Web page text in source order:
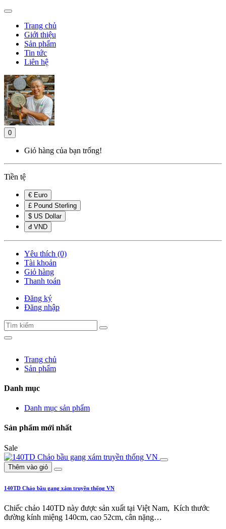
Trang chủ
Giới thiệu
Sản phẩm
Tin tức
Liên hệ
0
Giỏ hàng của bạn trống!
Tiền tệ
€ Euro
£ Pound Sterling
$ US Dollar
đ VND
Yêu thích (0)
Tài khoản
Giỏ hàng
Thanh toán
Đăng ký
Đăng nhập
Trang chủ
Sản phẩm
Danh mục
Danh mục sản phẩm
Sản phẩm mới nhất
Sale
Thêm vào giỏ
140TD Chảo bầu gang xám truyền thống VN
Chiếc chảo 140TD này được sản xuất tại Việt Nam, Kích thước
đường kính miệng 140cm, cao 52cm, cân nặng…